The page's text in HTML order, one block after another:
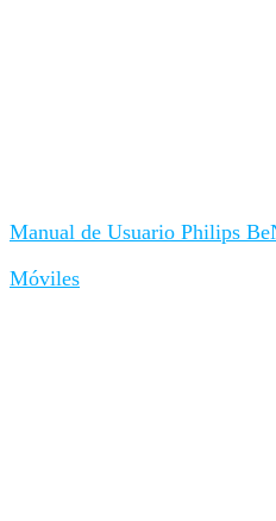
Manual de Usuario Philips
Móviles